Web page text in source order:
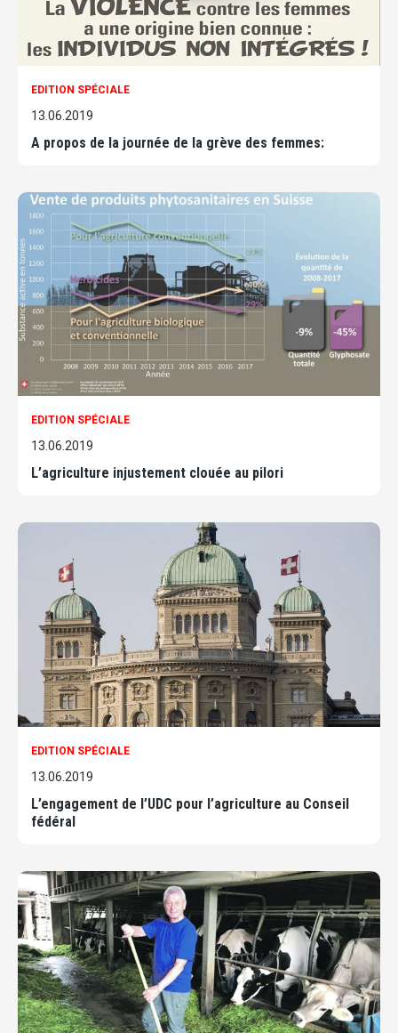
EDITION SPÉCIALE
13.06.2019
A propos de la journée de la grève des femmes:
EDITION SPÉCIALE
13.06.2019
L’agriculture injustement clouée au pilori
EDITION SPÉCIALE
13.06.2019
L’engagement de l’UDC pour l’agriculture au Conseil
fédéral